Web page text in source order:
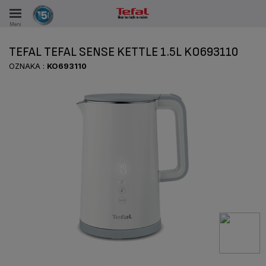
Meni
U PERIODU OD 15 GODINA
TEFAL TEFAL SENSE KETTLE 1.5L KO693110
OZNAKA : KO693110